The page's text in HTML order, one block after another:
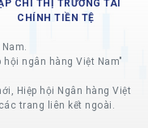
CHÍ THỊ TRƯỜNG TÀI
CHÍNH TIỀN TỆ
hội ngân hàng Việt Nam"
Hiệp hội Ngân hàng Việt
trang liên kết ngoài.